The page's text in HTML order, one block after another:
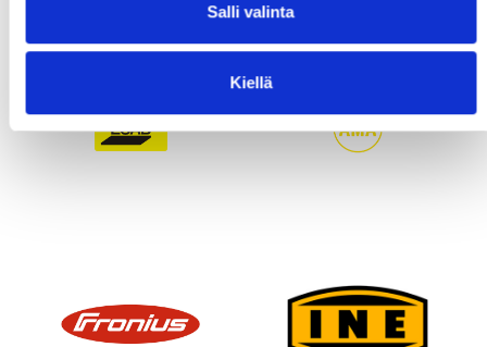
Salli valinta
Kiellä